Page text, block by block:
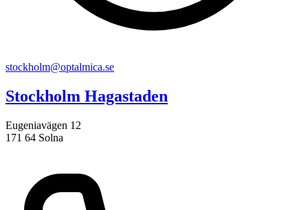
stockholm@optalmica.se
Stockholm Hagastaden
Eugeniavägen 12
171 64 Solna